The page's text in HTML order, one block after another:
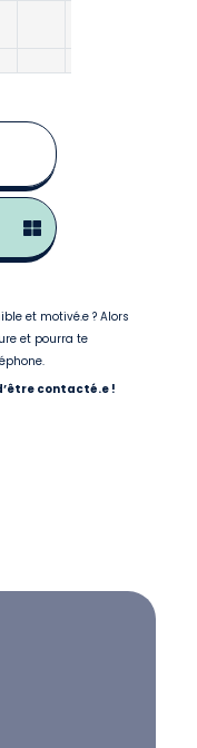
et motivé.e ? Alors
et pourra te
contacté.e !